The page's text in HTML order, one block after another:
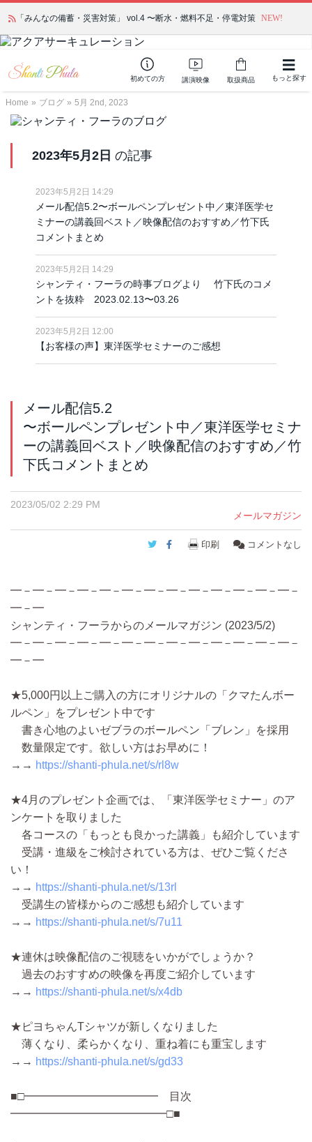
「みんなの備蓄・災害対策」 vol.4 〜断水・燃料不足・停電対策 NEW!
初めての方 講演映像 取扱商品 もっと探す
Home » ブログ » 5月 2nd, 2023
2023年5月2日 の記事
2023年5月2日 14:29
メール配信5.2〜ボールペンプレゼント中／東洋医学セ
ミナーの講義回ベスト／映像配信のおすすめ／竹下氏
コメントまとめ
2023年5月2日 14:29
シャンティ・フーラの時事ブログより 竹下氏のコメ
ントを抜粋 2023.02.13〜03.26
2023年5月2日 12:00
【お客様の声】東洋医学セミナーのご感想
メール配信5.2
〜ボールペンプレゼント中／東洋医学セミナ
ーの講義回ベスト／映像配信のおすすめ／竹
下氏コメントまとめ
2023/05/02 2:29 PM
メールマガジン
Twitter
Facebook
印刷 コメントなし
━－━－━－━－━－━－━－━－━－━－━－━－━－
━－━
シャンティ・フーラからのメールマガジン (2023/5/2)
━－━－━－━－━－━－━－━－━－━－━－━－━－
━－━
★5,000円以上ご購入の方にオリジナルの「クマたんボー
ルペン」をプレゼント中です
書き心地のよいゼブラのボールペン「ブレン」を採用
数量限定です。欲しい方はお早めに！
→→ https://shanti-phula.net/s/rl8w
★4月のプレゼント企画では、「東洋医学セミナー」のア
ンケートを取りました
各コースの「もっとも良かった講義」も紹介しています
受講・進級をご検討されている方は、ぜひご覧くださ
い！
→→ https://shanti-phula.net/s/13rl
受講生の皆様からのご感想も紹介しています
→→ https://shanti-phula.net/s/7u11
★連休は映像配信のご視聴をいかがでしょうか？
過去のおすすめの映像を再度ご紹介しています
→→ https://shanti-phula.net/s/x4db
★ピヨちゃんTシャツが新しくなりました
薄くなり、柔らかくなり、重ね着にも重宝します
→→ https://shanti-phula.net/s/gd33
■□━━━━━━━━━━━━ 目次
━━━━━━━━━━━━━━□■